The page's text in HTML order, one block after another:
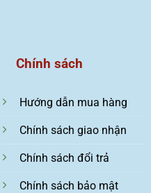
Chính sách
Hướng dẫn mua hàng
Chính sách giao nhận
Chính sách đổi trả
Chính sách bảo mật